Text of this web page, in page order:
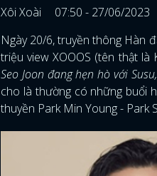
Xôi Xoài
07:50 - 27/06/2023
Ngày 20/6, truyền thông Hàn
triệu view XOOOS (tên thật là
Seo Joon đang hẹn hò với
cho là thường có những buổi
thuyền Park Min Young - Park